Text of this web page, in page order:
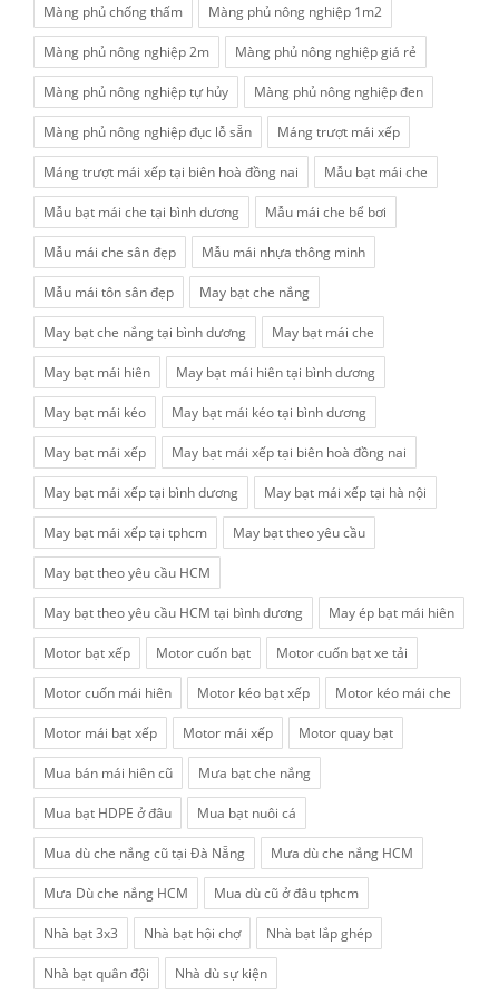
Màng phủ chống thấm Màng phủ nông nghiệp 1m2
Màng phủ nông nghiệp 2m Màng phủ nông nghiệp giá rẻ
Màng phủ nông nghiệp tự hủy Màng phủ nông nghiệp đen
Màng phủ nông nghiệp đục lỗ sẵn Máng trượt mái xếp
Máng trượt mái xếp tại biên hoà đồng nai Mẫu bạt mái che
Mẫu bạt mái che tại bình dương Mẫu mái che bể bơi
Mẫu mái che sân đẹp Mẫu mái nhựa thông minh
Mẫu mái tôn sân đẹp May bạt che nắng
May bạt che nắng tại bình dương May bạt mái che
May bạt mái hiên May bạt mái hiên tại bình dương
May bạt mái kéo May bạt mái kéo tại bình dương
May bạt mái xếp May bạt mái xếp tại biên hoà đồng nai
May bạt mái xếp tại bình dương May bạt mái xếp tại hà nội
May bạt mái xếp tại tphcm May bạt theo yêu cầu
May bạt theo yêu cầu HCM
May bạt theo yêu cầu HCM tại bình dương May ép bạt mái hiên
Motor bạt xếp Motor cuốn bạt Motor cuốn bạt xe tải
Motor cuốn mái hiên Motor kéo bạt xếp Motor kéo mái che
Motor mái bạt xếp Motor mái xếp Motor quay bạt
Mua bán mái hiên cũ Mưa bạt che nắng
Mua bạt HDPE ở đâu Mua bạt nuôi cá
Mua dù che nắng cũ tại Đà Nẵng Mưa dù che nắng HCM
Mưa Dù che nắng HCM Mua dù cũ ở đâu tphcm
Nhà bạt 3x3 Nhà bạt hội chợ Nhà bạt lắp ghép
Nhà bạt quân đội Nhà dù sự kiện